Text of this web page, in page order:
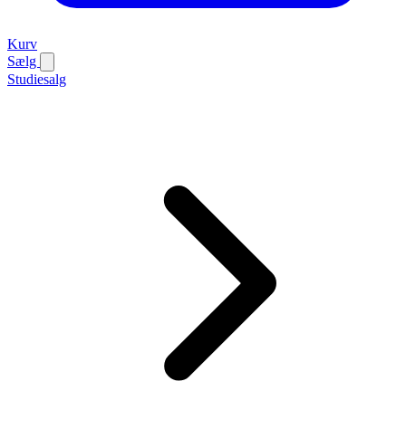
Kurv
Sælg
Studiesalg